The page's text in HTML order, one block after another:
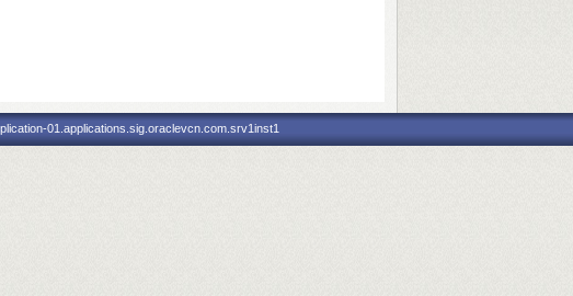
01.applications.sig.oraclevcn.com.srv1inst1